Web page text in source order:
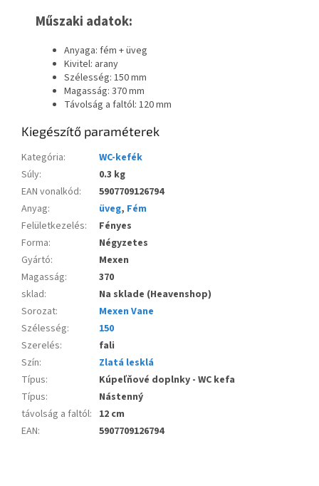
Műszaki adatok:
Anyaga: fém + üveg
Kivitel: arany
Szélesség: 150 mm
Magasság: 370 mm
Távolság a faltól: 120 mm
Kiegészítő paraméterek
Kategória:
WC-kefék
Súly:
0.3 kg
EAN vonalkód:
5907709126794
Anyag: üveg, Fém
Felületkezelés:
Fényes
Forma:
Négyzetes
Gyártó:
Mexen
Magasság:
370
sklad:
Na sklade (Heavenshop)
Sorozat:
Mexen Vane
Szélesség:
150
Szerelés:
fali
Szín:
Zlatá lesklá
Típus:
Kúpeľňové doplnky - WC kefa
Típus:
Nástenný
távolság a faltól: 12 cm
EAN: 5907709126794